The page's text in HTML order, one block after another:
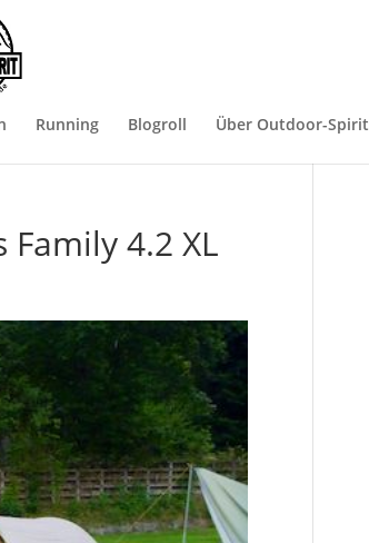
Running Blogroll Über Outdoor-Spirit
4.2 XL